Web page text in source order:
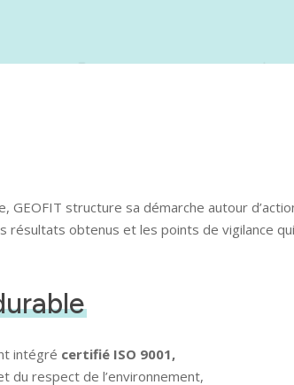
structure sa démarche autour
obtenus et les points de vigilance
intégré certifié ISO 9001,
du respect de l’environnement,